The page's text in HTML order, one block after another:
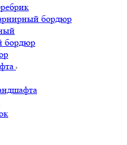
бордюр
бордюр